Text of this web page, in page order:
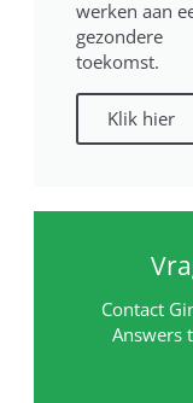
werken aan
gezondere
toekomst.
Klik hier
Contact
Answers